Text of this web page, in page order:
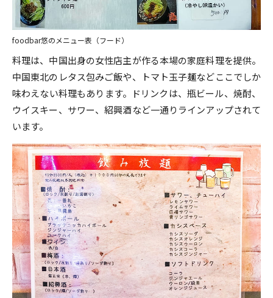
foodbar悠のメニュー表（フード）
料理は、中国出身の女性店主が作る本場の家庭料理を提供。
中国東北のレタス包みご飯や、トマト玉子麺などここでしか
味わえない料理もあります。ドリンクは、瓶ビール、焼酎、
ウイスキー、サワー、紹興酒など一通りラインアップされて
います。